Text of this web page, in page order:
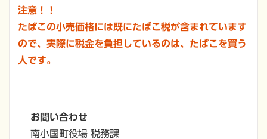
注意！！
たばこの小売価格には既にたばこ税が含まれています
ので、実際に税金を負担しているのは、たばこを買う
人です。
お問い合わせ
南小国町役場 税務課